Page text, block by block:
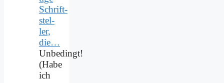
Schrift­
stel­
ler,
die…
Unbedingt!
(Habe
ich